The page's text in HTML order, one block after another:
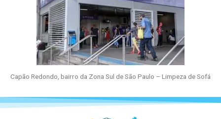
Capão Redondo, bairro da Zona Sul de São Paulo – Limpeza de Sofá